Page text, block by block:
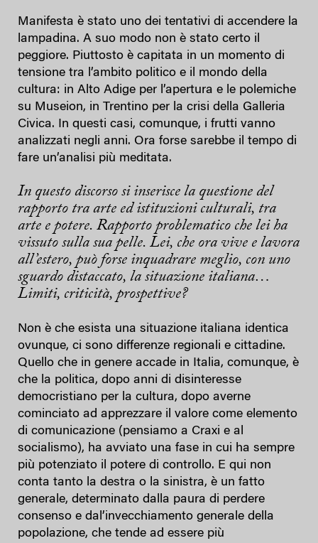
Manifesta è stato uno dei tentativi di accendere la
lampadina. A suo modo non è stato certo il
peggiore. Piuttosto è capitata in un momento di
tensione tra l’ambito politico e il mondo della
cultura: in Alto Adige per l’apertura e le polemiche
su Museion, in Trentino per la crisi della Galleria
Civica. In questi casi, comunque, i frutti vanno
analizzati negli anni. Ora forse sarebbe il tempo di
fare un’analisi più meditata.
In questo discorso si inserisce la questione del
rapporto tra arte ed istituzioni culturali, tra
arte e potere. Rapporto problematico che lei ha
vissuto sulla sua pelle. Lei, che ora vive e lavora
all’estero, può forse inquadrare meglio, con uno
sguardo distaccato, la situazione italiana…
Limiti, criticità, prospettive?
Non è che esista una situazione italiana identica
ovunque, ci sono differenze regionali e cittadine.
Quello che in genere accade in Italia, comunque, è
che la politica, dopo anni di disinteresse
democristiano per la cultura, dopo averne
cominciato ad apprezzare il valore come elemento
di comunicazione (pensiamo a Craxi e al
socialismo), ha avviato una fase in cui ha sempre
più potenziato il potere di controllo. E qui non
conta tanto la destra o la sinistra, è un fatto
generale, determinato dalla paura di perdere
consenso e dal’invecchiamento generale della
popolazione, che tende ad essere più